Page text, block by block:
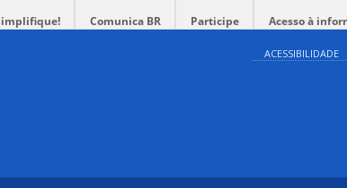
Comunica BR Participe Acesso à
ACESSIBILIDADE